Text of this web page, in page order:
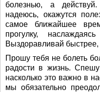
болезнью, а
надеюсь, окажутся
самое ближайшее
прогулку,
Выздоравливай
Прошу тебя не болеть
радости в жизнь.
насколько это важно в
мы обязательно